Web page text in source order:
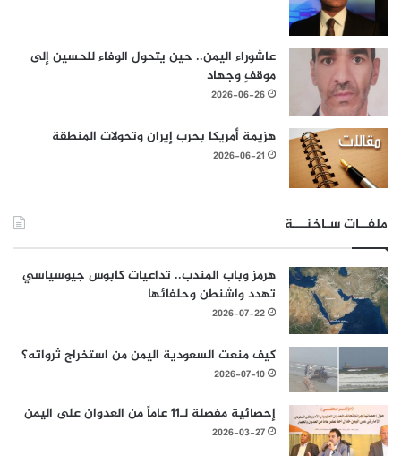
عاشوراء اليمن.. حين يتحول الوفاء للحسين إلى
موقفٍ وجهاد
2026-06-26
هزيمة أمريكا بحرب إيران وتحولات المنطقة
2026-06-21
ملفــات سـاخنـــة
هرمز وباب المندب.. تداعيات كابوس جيوسياسي
تهدد واشنطن وحلفائها
2026-07-22
كيف منعت السعودية اليمن من استخراج ثرواته؟
2026-07-10
إحصائية مفصلة لـ11 عاماً من العدوان على اليمن
2026-03-27